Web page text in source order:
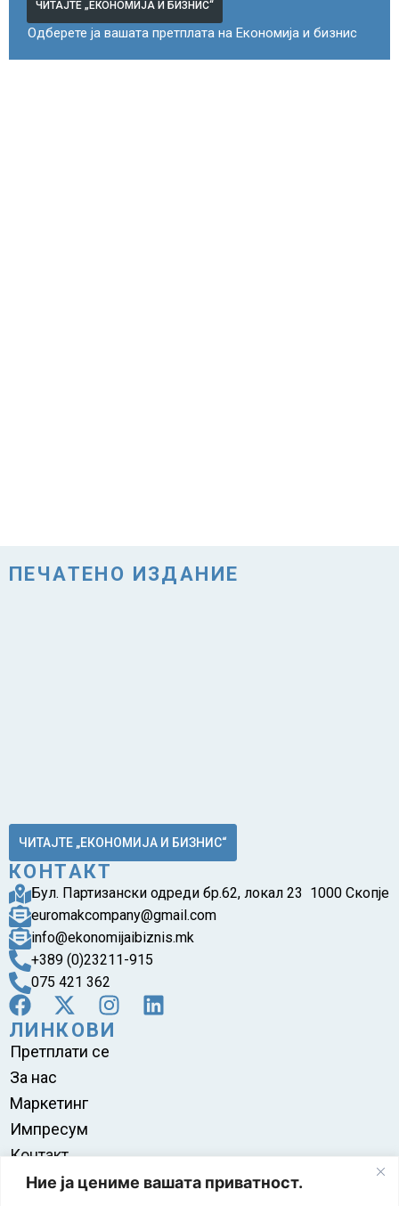
Ние ја цениме вашата приватност.
ЧИТАЈТЕ „ЕКОНОМИЈА И БИЗНИС“
Одберете ја вашата претплата на Економија и бизнис
ПЕЧАТЕНО ИЗДАНИЕ
ЧИТАЈТЕ „ЕКОНОМИЈА И БИЗНИС“
КОНТАКТ
Бул. Партизански одреди бр.62, локал 23 1000 Скопје
euromakcompany@gmail.com
info@ekonomijaibiznis.mk
+389 (0)23211-915
075 421 362
ЛИНКОВИ
Претплати се
За нас
Маркетинг
Импресум
Контакт
Правила на користење